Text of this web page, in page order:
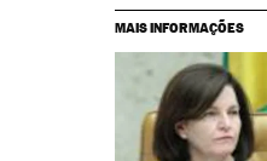
MAIS INFORMAÇÕES